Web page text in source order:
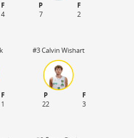
F
4
P
F
7
2
F
1
#3 Calvin Wishart
P
F
22
3